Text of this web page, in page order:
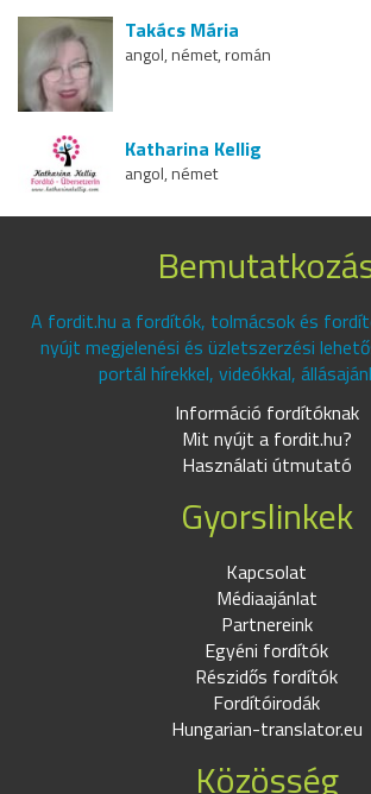
Takács Mária
angol, német, román
Katharina Kellig
angol, német
A fordit.hu a fordítók, tolmácsok és
nyújt megjelenési és üzletszerzési
portál hírekkel, videókkal,
Információ fordítóknak
Mit nyújt a fordit.hu?
Használati útmutató
Gyorslinkek
Kapcsolat
Médiaajánlat
Partnereink
Egyéni fordítók
Részidős fordítók
Fordítóirodák
Hungarian-translator.eu
Közösség